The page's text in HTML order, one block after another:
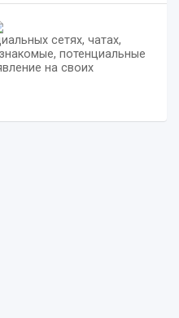
сетях, чатах,
потенциальные
на своих